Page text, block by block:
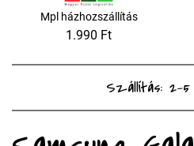
Mpl házhozszállítás
1.990 Ft
Szállítás: 2-5